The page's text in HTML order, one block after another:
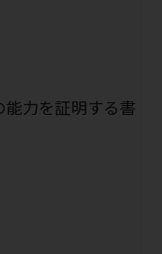
能力を証明する書